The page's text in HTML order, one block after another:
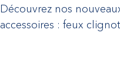
Découvrez nos
accessoires : feux